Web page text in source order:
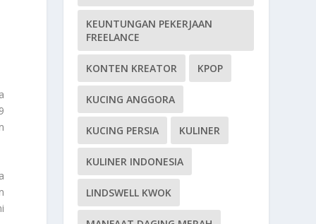
KEUNTUNGAN PEKERJAAN
FREELANCE
KONTEN KREATOR KPOP
KUCING ANGGORA
KUCING PERSIA KULINER
KULINER INDONESIA
LINDSWELL KWOK